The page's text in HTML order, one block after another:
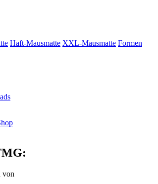
Haft-Mausmatte XXL-Mausmatte Formen
von